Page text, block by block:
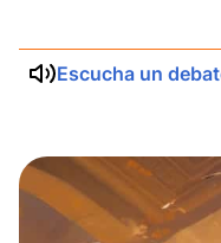
Escucha un